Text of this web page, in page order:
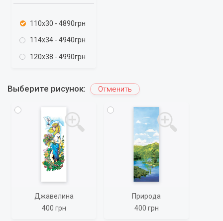
110x30 - 4890грн
114x34 - 4940грн
120x38 - 4990грн
Выберите рисунок: Отменить
Джавелина
400 грн
Природа
400 грн